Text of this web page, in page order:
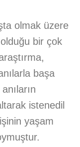
olmak üzere
bir çok
başa
istenedil
yaşam